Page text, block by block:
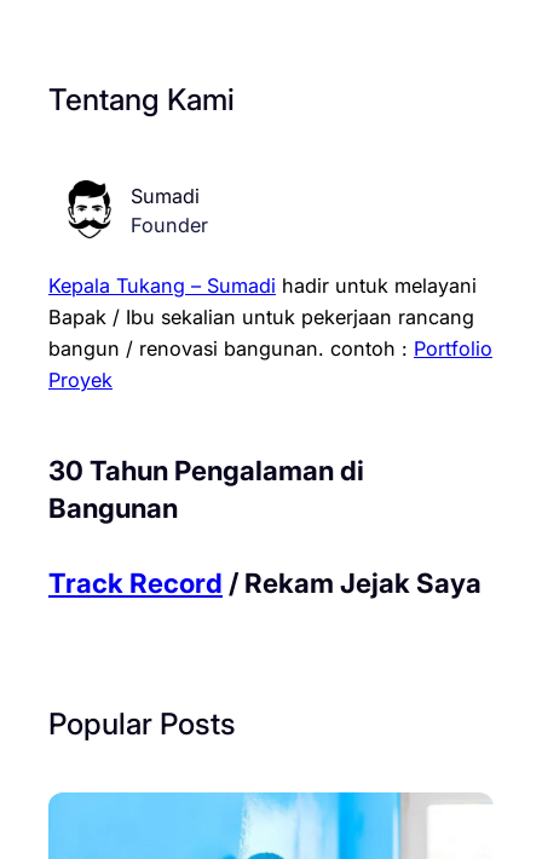
Tentang Kami
Sumadi
Founder
Kepala Tukang – Sumadi hadir untuk melayani
Bapak / Ibu sekalian untuk pekerjaan rancang
bangun / renovasi bangunan. contoh : Portfolio
Proyek
30 Tahun Pengalaman di
Bangunan
Track Record / Rekam Jejak Saya
Popular Posts